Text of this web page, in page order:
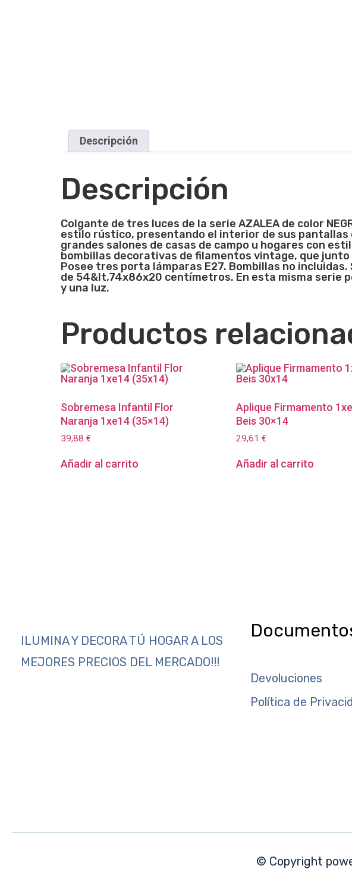
Descripción
Descripción
Colgante de tres luces de la serie AZALEA de color
estilo rústico, presentando el interior de sus pantallas
grandes salones de casas de campo u hogares con
bombillas decorativas de filamentos vintage, que
Posee tres porta lámparas E27. Bombillas no
de 54&lt,74x86x20 centímetros. En esta misma serie
y una luz.
Productos
Sobremesa Infantil Flor
Naranja 1xe14 (35×14)
39,88 €
Añadir al carrito
Aplique Firmamento
Beis 30×14
29,61 €
Añadir al carrito
ILUMINA Y DECORA TÚ HOGAR A LOS
MEJORES PRECIOS DEL MERCADO!!!
Devoluciones
Política de
© Copyright